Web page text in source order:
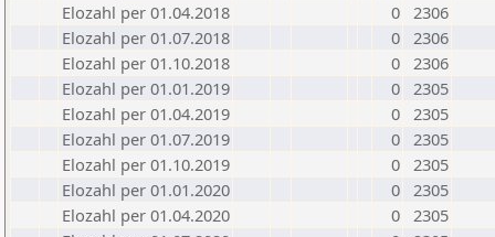
Elozahl per 01.04.2018
0 2306
Elozahl per 01.07.2018
0 2306
Elozahl per 01.10.2018
0 2306
Elozahl per 01.01.2019
0 2305
Elozahl per 01.04.2019
0 2305
Elozahl per 01.07.2019
0 2305
Elozahl per 01.10.2019
0 2305
Elozahl per 01.01.2020
0 2305
Elozahl per 01.04.2020
0 2305